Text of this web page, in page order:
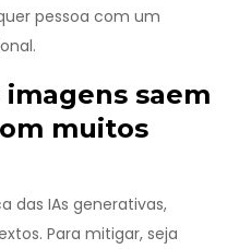
pessoa com um
saem
muitos
das IAs generativas,
Para mitigar, seja